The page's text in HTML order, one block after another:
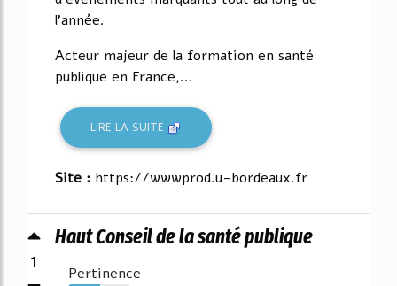
l'année.
Acteur majeur de la formation en santé
publique en France,...
LIRE LA SUITE
Site : https://wwwprod.u-bordeaux.fr
1
Haut Conseil de la santé publique
Pertinence